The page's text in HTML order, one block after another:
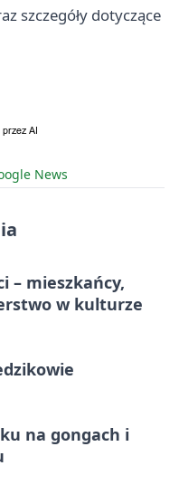
szczegóły dotyczące
News
– mieszkańcy,
w kulturze
na gongach i